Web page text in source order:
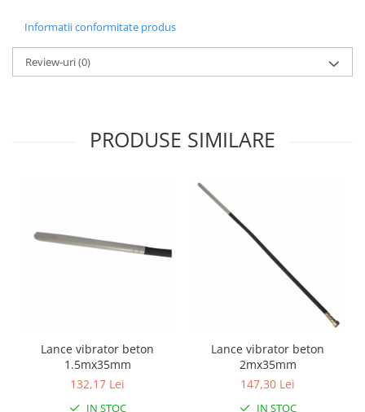
Suflante si aspiratoare exterior
Pentru Casa si Camping
Aragaze, plite, piese butelii de
Gratare
Pirostrii si accesorii pentru gatit
Plite & aragaze
Iluminat & electrice
Informatii conformitate produs
Review-uri(0)
PRODUSE SIMILARE
Lance vibrator beton
1.5mx35mm
132,17 Lei
IN STOC
Lance vibrator beton
2mx35mm
147,30 Lei
IN STOC